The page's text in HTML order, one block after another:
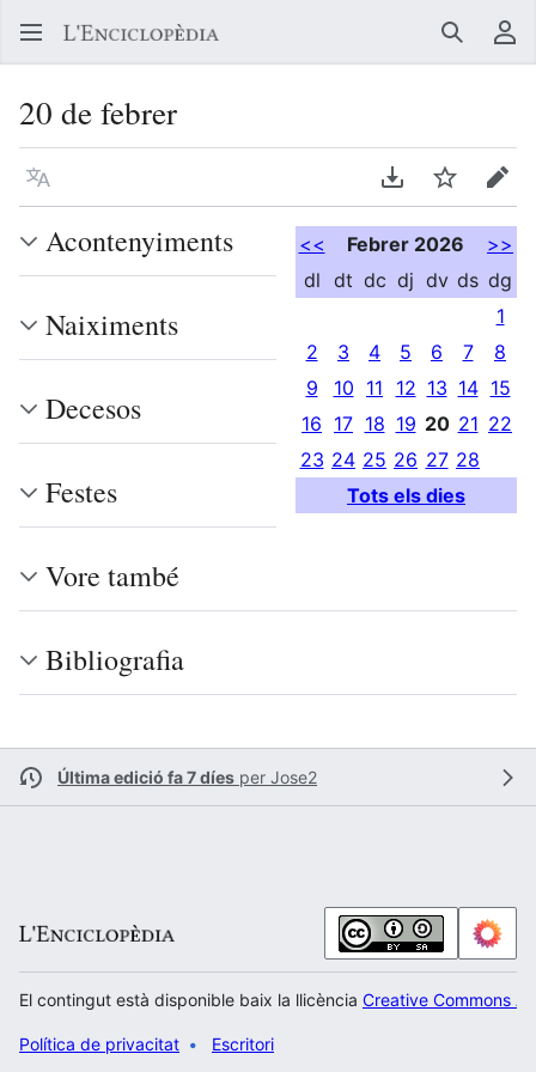
Buscar
20 de febrer
Llegir en un atre idioma Descarregar en
Vigilar
<< Febrer 2026
>>
dl dt dc dj dv ds dg
1
2
3 4 5 6 7
8
9
10 11 12 13 14 15
16 17 18 19 20 21 22
23 24 25 26 27 28
Tots els dies
Acontenyiments
Naiximents
Decesos
Festes
Vore també
Bibliografia
Última edició fa 7 díes per Jose2
El contingut està disponible baix la llicència Creative Commons
Política de privacitat Escritori